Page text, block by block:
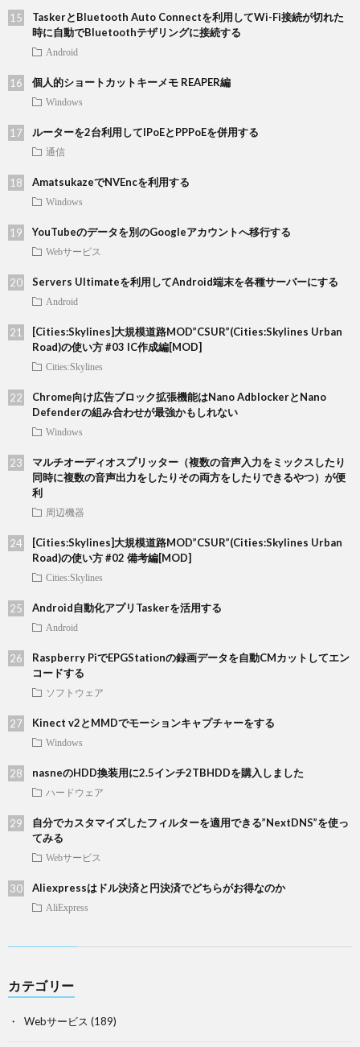
TaskerとBluetooth Auto Connectを利用してWi-Fi接続が切れた
時に自動でBluetoothテザリングに接続する
Android
個人的ショートカットキーメモ REAPER編
Windows
ルーターを2台利用してIPoEとPPPoEを併用する
通信
AmatsukazeでNVEncを利用する
Windows
YouTubeのデータを別のGoogleアカウントへ移行する
Webサービス
Servers Ultimateを利用してAndroid端末を各種サーバーにする
Android
[Cities:Skylines]大規模道路MOD”CSUR”(Cities:Skylines Urban
Road)の使い方 #03 IC作成編[MOD]
Cities:Skylines
Chrome向け広告ブロック拡張機能はNano AdblockerとNano
Defenderの組み合わせが最強かもしれない
Windows
マルチオーディオスプリッター（複数の音声入力をミックスしたり
同時に複数の音声出力をしたりその両方をしたりできるやつ）が便
利
周辺機器
[Cities:Skylines]大規模道路MOD”CSUR”(Cities:Skylines Urban
Road)の使い方 #02 備考編[MOD]
Cities:Skylines
Android自動化アプリTaskerを活用する
Android
Raspberry PiでEPGStationの録画データを自動CMカットしてエン
コードする
ソフトウェア
Kinect v2とMMDでモーションキャプチャーをする
Windows
nasneのHDD換装用に2.5インチ2TBHDDを購入しました
ハードウェア
自分でカスタマイズしたフィルターを適用できる”NextDNS”を使っ
てみる
Webサービス
Aliexpressはドル決済と円決済でどちらがお得なのか
AliExpress
カテゴリー
Webサービス (189)